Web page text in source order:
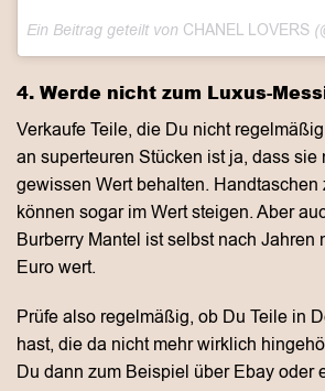
Ein Beitrag geteilt von CHANEL LOVERS
4. Werde nicht zum Luxus-
Verkaufe Teile, die Du nicht
an superteuren Stücken ist ja, dass sie
gewissen Wert behalten. Handtaschen
können sogar im Wert steigen. Aber
Burberry Mantel ist selbst nach Jahren
Euro wert.
Prüfe also regelmäßig, ob Du Teile in
hast, die da nicht mehr wirklich
Du dann zum Beispiel über Ebay oder